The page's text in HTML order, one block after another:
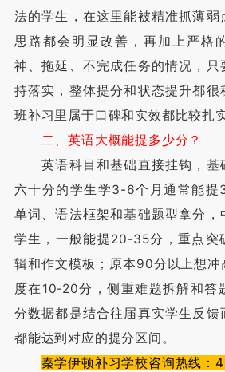
法的学生，在这里能被精准抓薄弱
思路都会明显改善，再加上严格
神、拖延、不完成任务的情况，只
持落实，整体提分和状态提升都很
班补习里属于口碑和实效都比较扎
二、英语大概能提多少分？
英语科目和基础直接挂钩，基
六十分的学生学3-6个月通常能
单词、语法框架和基础题型拿分，
学生，一般能提20-35分，重点突
辑和作文模板；原本90分以上想冲
度在10-20分，侧重难题拆解和答
分数据都是结合往届真实学生反馈
都能达到对应的提分区间。
秦学伊顿补习学校咨询热线：